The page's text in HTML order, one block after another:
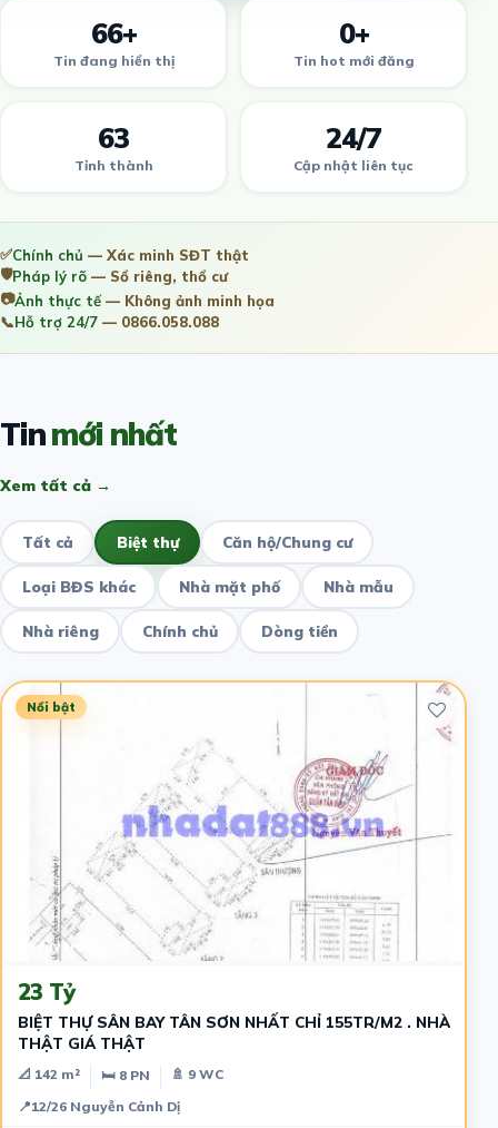
66+
Tin đang hiển thị
0+
Tin hot mới đăng
63
Tỉnh thành
24/7
Cập nhật liên tục
✅Chính chủ — Xác minh SĐT thật
🛡️Pháp lý rõ — Sổ riêng, thổ cư
📷Ảnh thực tế— Không ảnh minh họa
📞Hỗ trợ 24/7 — 0866.058.088
Tinmới nhất
Xem tất cả →
Tất cả Biệt thự Căn hộ/Chung cư
Loại BĐS khác Nhà mặt phố Nhà mẫu
Nhà riêng Chính chủ Dòng tiền
Nổi bật
6 ngày trước
23 Tỷ
BIỆT THỰ SÂN BAY TÂN SƠN NHẤT CHỈ 155TR/M2 . NHÀ
THẬT GIÁ THẬT
📐 142 m² 🛏 8 PN
🚿 9 WC
📍12/26 Nguyễn Cảnh Dị